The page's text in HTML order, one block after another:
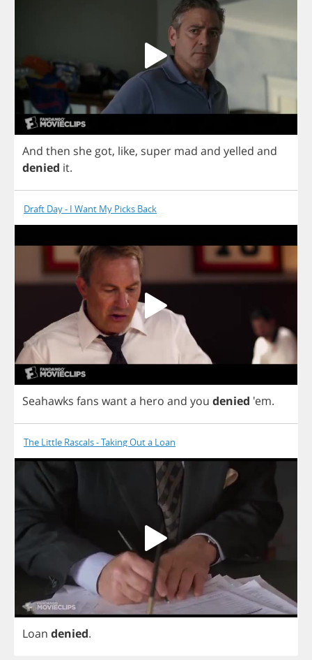
And then shegot, like, super mad and yelled and
denied it.
Draft Day - I Want My Picks Back
Seahawks fans wanta hero and you denied 'em.
The Little Rascals - Taking Out a Loan
Loan denied.